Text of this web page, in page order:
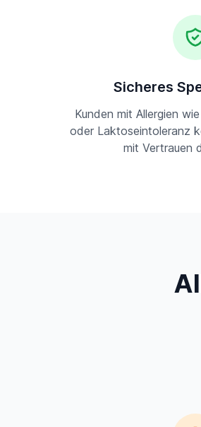
Sicheres
Kunden mit Allergien
oder Laktoseintoleranz
mit Vertrauen